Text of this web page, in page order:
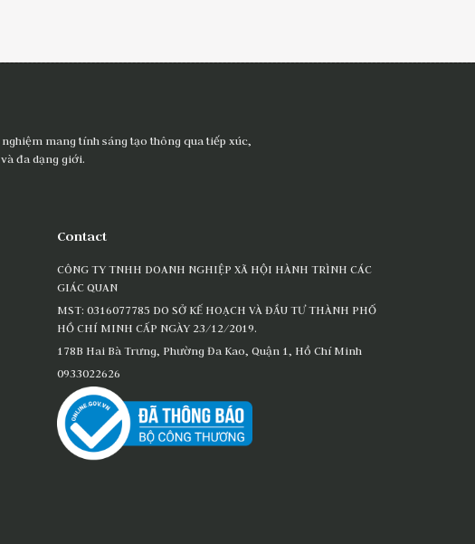
mang tính sáng tạo thông qua tiếp xúc,
đa dạng giới.
Contact
CÔNG TY TNHH DOANH NGHIỆP XÃ HỘI HÀNH TRÌNH CÁC
GIÁC QUAN
MST: 0316077785 DO SỞ KẾ HOẠCH VÀ ĐẦU TƯ THÀNH PHỐ
HỒ CHÍ MINH CẤP NGÀY 23/12/2019.
178B Hai Bà Trưng, Phường Đa Kao, Quận 1, Hồ Chí Minh
0933022626